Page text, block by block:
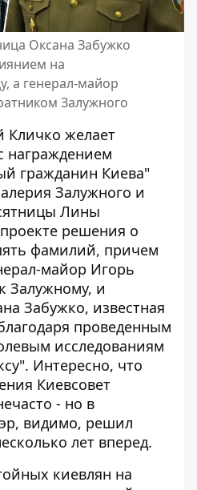
Оксана Забужко
на
а генерал-майор
Залужного
Кличко желает
награждением
гражданин Киева"
Залужного и
Лины
решения о
фамилий, причем
майор Игорь
Залужному, и
Забужко, известная
проведенным
исследованиям
Интересно, что
Киевсовет
- но в
видимо, решил
лет вперед.
киевлян на